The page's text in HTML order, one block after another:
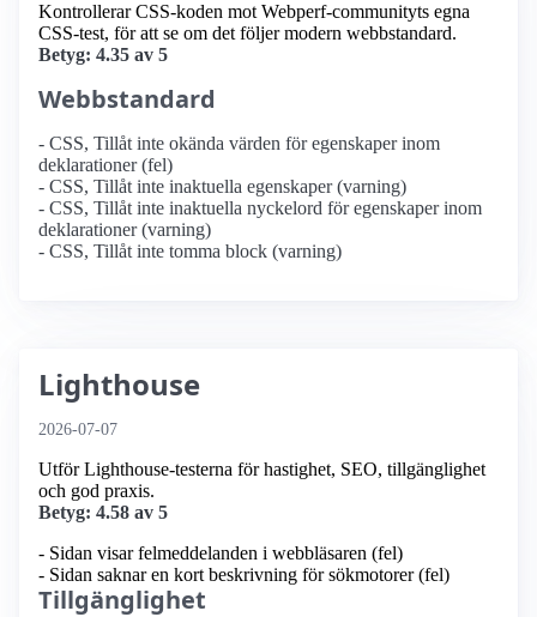
Kontrollerar CSS-koden mot Webperf-communityts egna
CSS-test, för att se om det följer modern webbstandard.
Betyg: 4.35 av 5
Webbstandard
- CSS, Tillåt inte okända värden för egenskaper inom
deklarationer (fel)
- CSS, Tillåt inte inaktuella egenskaper (varning)
- CSS, Tillåt inte inaktuella nyckelord för egenskaper inom
deklarationer (varning)
- CSS, Tillåt inte tomma block (varning)
Lighthouse
2026-07-07
Utför Lighthouse-testerna för hastighet, SEO, tillgänglighet
och god praxis.
Betyg: 4.58 av 5
- Sidan visar felmeddelanden i webbläsaren (fel)
- Sidan saknar en kort beskrivning för sökmotorer (fel)
Tillgänglighet